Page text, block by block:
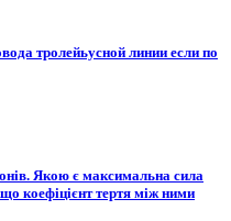
тролейьусной линии если по
Якою є максимальна сила
коефіцієнт тертя між ними